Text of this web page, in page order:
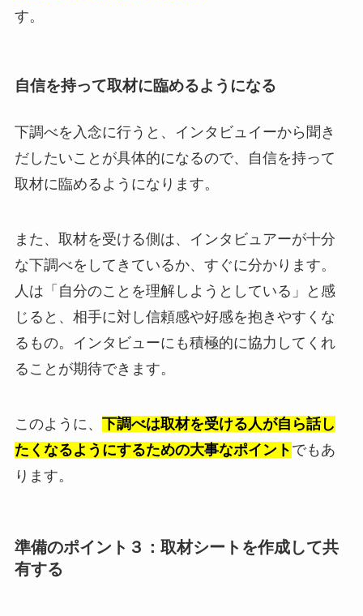
す。
自信を持って取材に臨めるようになる
下調べを入念に行うと、インタビュイーから聞き
だしたいことが具体的になるので、自信を持って
取材に臨めるようになります。
また、取材を受ける側は、インタビュアーが十分
な下調べをしてきているか、すぐに分かります。
人は「自分のことを理解しようとしている」と感
じると、相手に対し信頼感や好感を抱きやすくな
るもの。インタビューにも積極的に協力してくれ
ることが期待できます。
このように、 下調べは取材を受ける人が自ら話し
たくなるようにするための大事なポイント でもあ
ります。
準備のポイント３：取材シートを作成して共
有する